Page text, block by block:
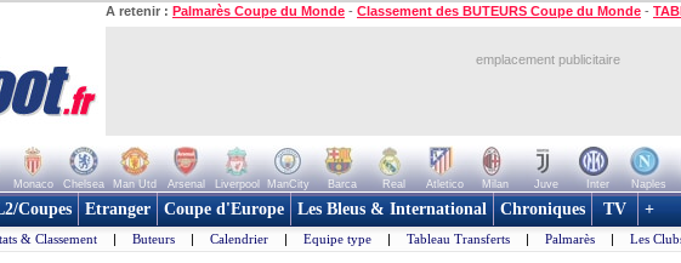
A retenir : Palmarès Coupe du Monde - Classement des BUTEURS Coupe du Monde -
emplacement publicitaire
Monaco Chelsea Man Utd Arsenal Liverpool ManCity Barca Real Atletico Milan Juve Inter Naples
Coupes Etranger Coupe d'Europe Les Bleus & International Chroniques TV +
& Classement | Buteurs | Calendrier | Equipe type | Tableau Transferts | Palmarès | Les